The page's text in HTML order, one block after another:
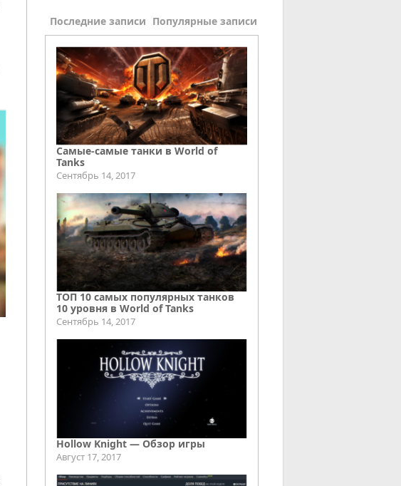
Последние записи Популярные записи
Самые-самые танки в World of
Tanks
Сентябрь 14, 2017
ТОП 10 самых популярных танков
10 уровня в World of Tanks
Сентябрь 14, 2017
Hollow Knight — Обзор игры
Август 17, 2017